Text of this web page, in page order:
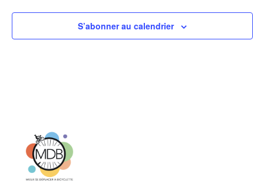
local
S’abonner au calendrier